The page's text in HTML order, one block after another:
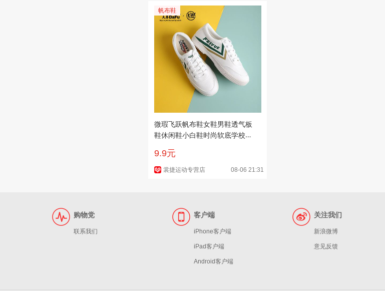
帆布鞋
微瑕飞跃帆布鞋女鞋男鞋透气板
鞋休闲鞋小白鞋时尚软底学校运
9.9元
裳捷运动专营店 08-06 21:31
购物党
联系我们
客户端
iPhone客户端
iPad客户端
Android客户端
关注我们
新浪微博
意见反馈